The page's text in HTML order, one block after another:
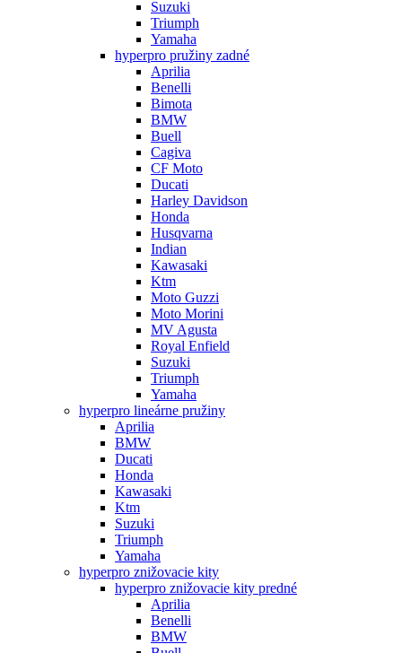
Suzuki
Triumph
Yamaha
hyperpro pružiny zadné
Aprilia
Benelli
Bimota
BMW
Buell
Cagiva
CF Moto
Ducati
Harley Davidson
Honda
Husqvarna
Indian
Kawasaki
Ktm
Moto Guzzi
Moto Morini
MV Agusta
Royal Enfield
Suzuki
Triumph
Yamaha
hyperpro lineárne pružiny
Aprilia
BMW
Ducati
Honda
Kawasaki
Ktm
Suzuki
Triumph
Yamaha
hyperpro znižovacie kity
hyperpro znižovacie kity predné
Aprilia
Benelli
BMW